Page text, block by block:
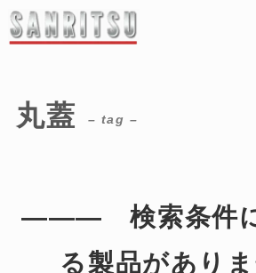
NEW お知らせ
鋳物製品
作図制作
丸蓋 – tag –
――― 検索条件に
る製品がありま